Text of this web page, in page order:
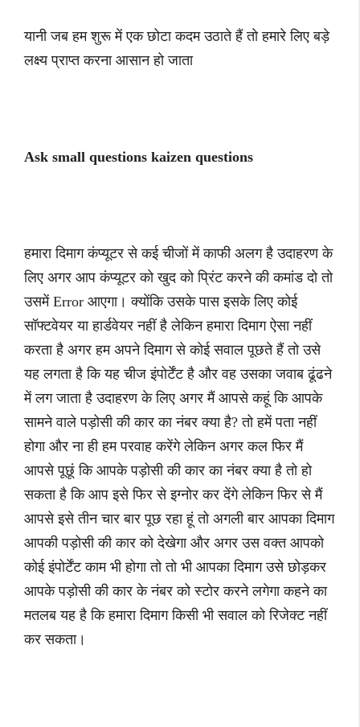
यानी जब हम शुरू में एक छोटा कदम उठाते हैं तो हमारे लिए बड़े
लक्ष्य प्राप्त करना आसान हो जाता
Ask small questions kaizen questions
हमारा दिमाग कंप्यूटर से कई चीजों में काफी अलग है उदाहरण के
लिए अगर आप कंप्यूटर को खुद को प्रिंट करने की कमांड दो तो
उसमें Error आएगा। क्योंकि उसके पास इसके लिए कोई
सॉफ्टवेयर या हार्डवेयर नहीं है लेकिन हमारा दिमाग ऐसा नहीं
करता है अगर हम अपने दिमाग से कोई सवाल पूछते हैं तो उसे
यह लगता है कि यह चीज इंपोर्टेंट है और वह उसका जवाब ढूंढने
में लग जाता है उदाहरण के लिए अगर मैं आपसे कहूं कि आपके
सामने वाले पड़ोसी की कार का नंबर क्या है? तो हमें पता नहीं
होगा और ना ही हम परवाह करेंगे लेकिन अगर कल फिर मैं
आपसे पूछूं कि आपके पड़ोसी की कार का नंबर क्या है तो हो
सकता है कि आप इसे फिर से इग्नोर कर देंगे लेकिन फिर से मैं
आपसे इसे तीन चार बार पूछ रहा हूं तो अगली बार आपका दिमाग
आपकी पड़ोसी की कार को देखेगा और अगर उस वक्त आपको
कोई इंपोर्टेंट काम भी होगा तो तो भी आपका दिमाग उसे छोड़कर
आपके पड़ोसी की कार के नंबर को स्टोर करने लगेगा कहने का
मतलब यह है कि हमारा दिमाग किसी भी सवाल को रिजेक्ट नहीं
कर सकता।